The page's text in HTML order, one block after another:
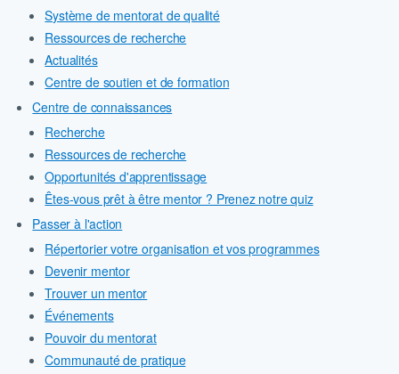
Système de mentorat de qualité
Ressources de recherche
Actualités
Centre de soutien et de formation
Centre de connaissances
Recherche
Ressources de recherche
Opportunités d'apprentissage
Êtes-vous prêt à être mentor ? Prenez notre quiz
Passer à l'action
Répertorier votre organisation et vos programmes
Devenir mentor
Trouver un mentor
Événements
Pouvoir du mentorat
Communauté de pratique